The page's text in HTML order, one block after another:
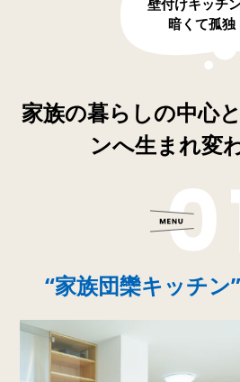
暗くて孤独
家族の暮らしの中心
ンへ生まれ変
“家族団欒キッチン